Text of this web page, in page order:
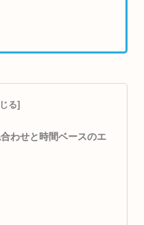
わせと時間ベースのエ